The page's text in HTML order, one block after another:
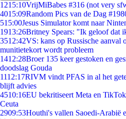
1215:10VrijMiBabes #316 (not very
4015:09Random Pics van de Dag
515:00Jesus Simulator komt naar
1913:26Britney Spears: "Ik geloof dat
3512:42VS: kans op Russische
munitietekort wordt probleem
1412:28Broer 135 keer gestoken en
doodslag Gouda
1112:17RIVM vindt PFAS in al het
blijft advies
4510:16EU bekritiseert Meta en
Ceuta
2909:53Houthi's vallen Saoedi-Arabië